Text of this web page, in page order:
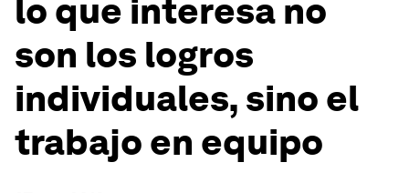
lo que interesa no
son los logros
individuales, sino el
trabajo en equipo